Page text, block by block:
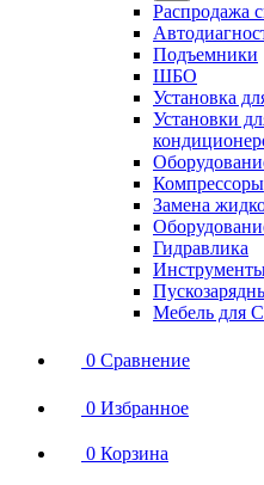
Распродажа
Подъемники
ШБО
Установка
Установки
Компрессоры
Замена
Гидравлика
Мебель для
0 Сравнение
0 Избранное
0 Корзина